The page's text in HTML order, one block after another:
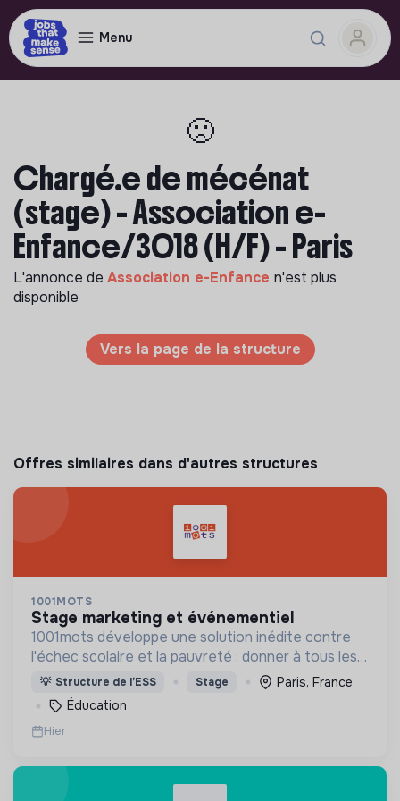
Menu
🙁
Chargé.e de mécénat
(stage) - Association e-
Enfance/3018 (H/F) - Paris
L'annonce de Association e-Enfance n'est plus
disponible
Vers la page de la structure
Offres similaires dans d'autres structures
1001MOTS
stage marketing et événementiel
1001mots développe une solution inédite contre
l'échec scolaire et la pauvreté : donner à tous les
enfants les 1000 premiers mots nécessaires pour
leur entrée à l'école à 3 ans.
💡 Structure de l’ESS Stage
Paris, France
Éducation
Hier